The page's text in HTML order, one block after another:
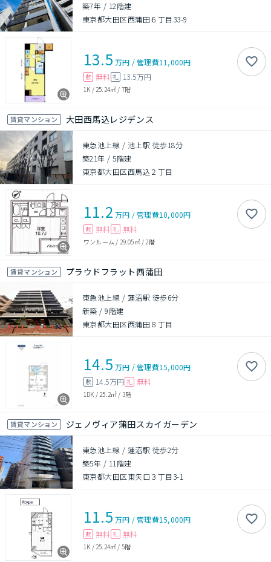
築7年 / 12階建
東京都大田区西蒲田６丁目33-9
13.5 万円 /管理費11,000円
敷 無料 礼 13.5万円
1K / 25.24㎡ / 7階
賃貸マンション 大田西馬込レジデンス
東急池上線 / 池上駅 徒歩18分
築21年 /5階建
東京都大田区西馬込２丁目
11.2 万円 /管理費10,000円
敷 無料 礼 無料
ワンルーム / 29.05㎡/ 2階
賃貸マンション プラウドフラット西蒲田
東急池上線 / 蓮沼駅 徒歩6分
新築 /9階建
東京都大田区西蒲田８丁目
14.5 万円 /管理費15,000円
敷 14.5万円 礼 無料
1DK / 25.2㎡ / 3階
賃貸マンション ジェノヴィア蒲田スカイガーデン
東急池上線 / 蓮沼駅 徒歩2分
築5年 / 11階建
東京都大田区東矢口３丁目3-1
11.5 万円 /管理費15,000円
敷 無料 礼 無料
1K / 25.24㎡ / 5階